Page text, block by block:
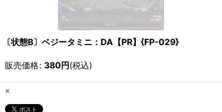
〔状態B〕ベジータミニ：DA【PR】{FP-029}
販売価格: 380円(税込)
×